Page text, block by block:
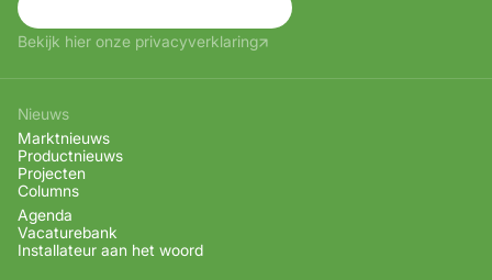
Bekijk hier onze privacyverklaring
Nieuws
Marktnieuws
Productnieuws
Projecten
Columns
Agenda
Vacaturebank
Installateur aan het woord